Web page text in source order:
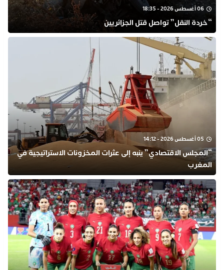
06 أغسطس 2026 - 18:35
“خردة النقل” تواصل قتل الجزائريين
05 أغسطس 2026 - 14:12
“المجلس الاقتصادي” ينبه إلى عثرات المخزونات الاستراتيجية في
المغرب